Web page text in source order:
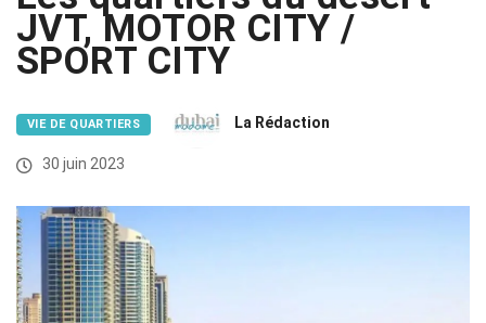
JVT, MOTOR CITY /
SPORT CITY
VIE DE QUARTIERS La Rédaction
30 juin 2023